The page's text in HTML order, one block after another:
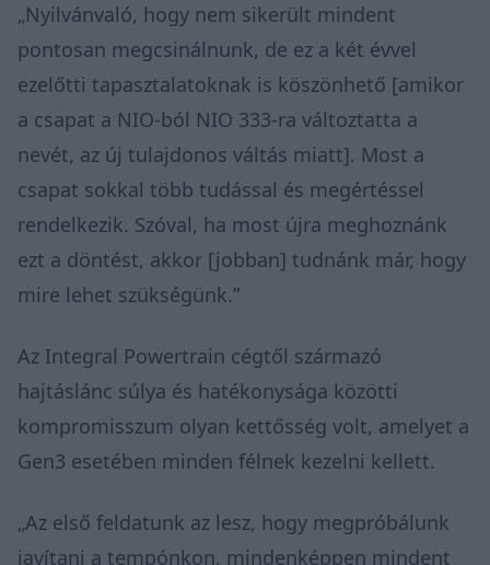
„Nyilvánvaló, hogy nem sikerült mindent
pontosan megcsinálnunk, de ez a két évvel
ezelőtti tapasztalatoknak is köszönhető [amikor
a csapat a NIO-ból NIO 333-ra változtatta a
nevét, az új tulajdonos váltás miatt]. Most a
csapat sokkal több tudással és megértéssel
rendelkezik. Szóval, ha most újra meghoznánk
ezt a döntést, akkor [jobban] tudnánk már, hogy
mire lehet szükségünk.”
Az Integral Powertrain cégtől származó
hajtáslánc súlya és hatékonysága közötti
kompromisszum olyan kettősség volt, amelyet a
Gen3 esetében minden félnek kezelni kellett.
„Az első feldatunk az lesz, hogy megpróbálunk
javítani a tempónkon, mindenképpen mindent